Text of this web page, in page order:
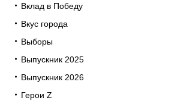
Вклад в Победу
Вкус города
Выборы
Выпускник 2025
Выпускник 2026
Герои Z